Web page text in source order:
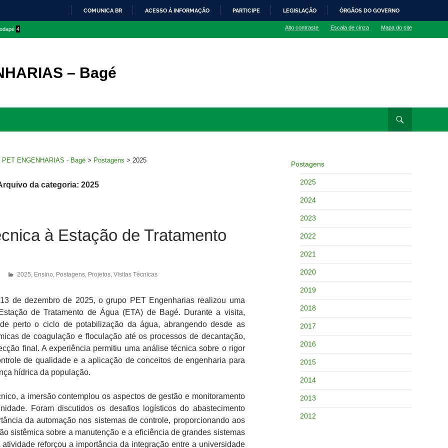
O
COMUNICA BR ACESSO À INFORMAÇÃO PARTICIPE LEGISLAÇÃO ÓRGÃOS DO GOVERNO
4 Alto contraste Escala de cinza Mapa do site
– Bagé
PET ENGENHARIAS - Bagé > Postagens > 2025
da categoria: 2025
à Estação de Tratamento
2025 Ensino Postagens, Projetos, Visitas Técnicas
de dezembro de 2025, o grupo PET Engenharias realizou uma
de Tratamento de Água (ETA) de Bagé. Durante a visita,
perto o ciclo de potabilização da água, abrangendo desde as
de coagulação e floculação até os processos de decantação,
final. A experiência permitiu uma análise técnica sobre o rigor
de qualidade e a aplicação de conceitos de engenharia para
hídrica da população.
a imersão contemplou os aspectos de gestão e monitoramento
Foram discutidos os desafios logísticos do abastecimento
da automação nos sistemas de controle, proporcionando aos
sistêmica sobre a manutenção e a eficiência de grandes sistemas
atividade reforçou a importância da integração entre a universidade
Postagens
2025
2024
2023
2022
2021
2020
2019
2018
2017
2016
2015
2014
2013
2012